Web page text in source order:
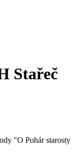
Stařeč
"O Pohár starosty